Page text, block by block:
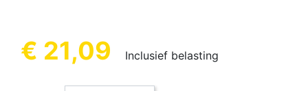
€ 21,09 Inclusief belasting